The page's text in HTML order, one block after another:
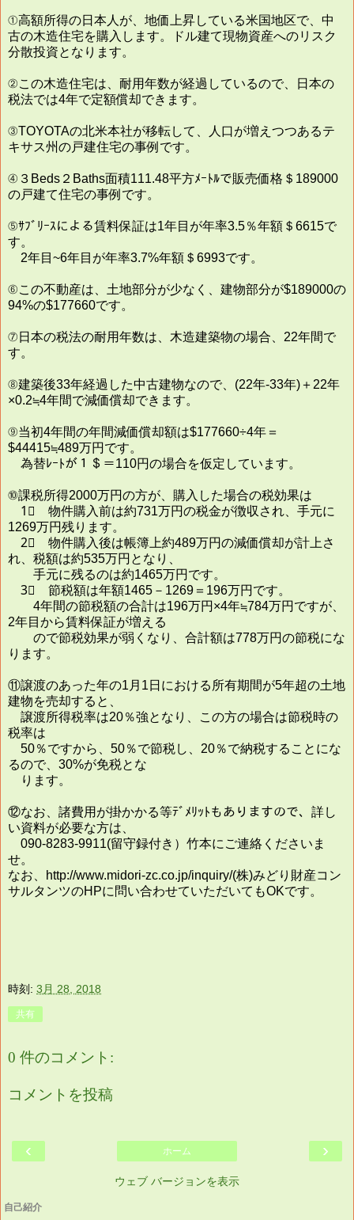
①高額所得の日本人が、地価上昇している米国地区で、中
古の木造住宅を購入します。ドル建て現物資産へのリスク
分散投資となります。
②この木造住宅は、耐用年数が経過しているので、日本の
税法では4年で定額償却できます。
③TOYOTAの北米本社が移転して、人口が増えつつあるテ
キサス州の戸建住宅の事例です。
④３Beds２Baths面積111.48平方ﾒｰﾄﾙで販売価格＄189000
の戸建て住宅の事例です。
⑤ｻﾌﾞﾘｰｽによる賃料保証は1年目が年率3.5％年額＄6615で
す。
2年目~6年目が年率3.7%年額＄6993です。
⑥この不動産は、土地部分が少なく、建物部分が$189000の
94%の$177660です。
⑦日本の税法の耐用年数は、木造建築物の場合、22年間で
す。
⑧建築後33年経過した中古建物なので、(22年-33年)＋22年
×0.2≒4年間で減価償却できます。
⑨当初4年間の年間減価償却額は$177660÷4年＝
$44415≒489万円です。
為替ﾚｰﾄが１＄＝110円の場合を仮定しています。
⑩課税所得2000万円の方が、購入した場合の税効果は
1⃣ 物件購入前は約731万円の税金が徴収され、手元に
1269万円残ります。
2⃣ 物件購入後は帳簿上約489万円の減価償却が計上さ
れ、税額は約535万円となり、
手元に残るのは約1465万円です。
3⃣ 節税額は年額1465－1269＝196万円です。
4年間の節税額の合計は196万円×4年≒784万円ですが、
2年目から賃料保証が増える
ので節税効果が弱くなり、合計額は778万円の節税にな
ります。
⑪譲渡のあった年の1月1日における所有期間が5年超の土地
建物を売却すると、
譲渡所得税率は20％強となり、この方の場合は節税時の
税率は
50％ですから、50％で節税し、20％で納税することにな
るので、30%が免税とな
ります。
⑫なお、諸費用が掛かかる等ﾃﾞﾒﾘｯﾄもありますので、詳し
い資料が必要な方は、
090-8283-9911(留守録付き）竹本にご連絡くださいま
せ。
なお、http://www.midori-zc.co.jp/inquiry/(株)みどり財産コン
サルタンツのHPに問い合わせていただいてもOKです。
時刻: 3月 28, 2018
共有
0 件のコメント:
コメントを投稿
‹ ›
ホーム
ウェブ バージョンを表示
自己紹介